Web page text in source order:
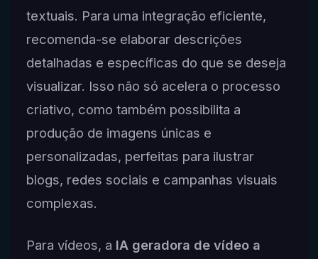
textuais. Para uma integração eficiente,
recomenda-se elaborar descrições
detalhadas e específicas do que se deseja
visualizar. Isso não só acelera o processo
criativo, como também possibilita a
produção de imagens únicas e
personalizadas, perfeitas para ilustrar
blogs, redes sociais e campanhas visuais
complexas.
Para vídeos, a IA geradora de vídeo a